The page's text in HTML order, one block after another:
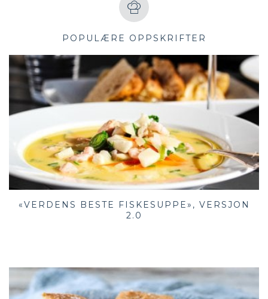
POPULÆRE OPPSKRIFTER
«VERDENS BESTE FISKESUPPE», VERSJON
2.0